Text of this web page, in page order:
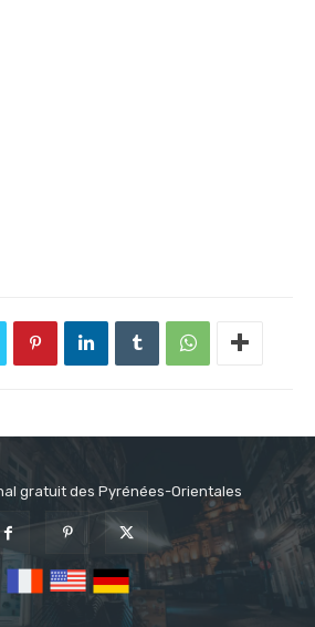
gratuit des Pyrénées-Orientales